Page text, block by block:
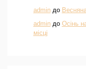
adminдо
adminдо Осінь
місці